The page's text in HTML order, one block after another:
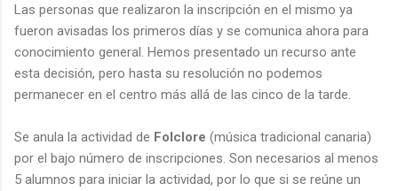
Las personas que realizaron la inscripción en el mismo ya
fueron avisadas los primeros días y se comunica ahora para
conocimiento general. Hemos presentado un recurso ante
esta decisión, pero hasta su resolución no podemos
permanecer en el centro más allá de las cinco de la tarde.
Se anula la actividad de Folclore (música tradicional canaria)
por el bajo número de inscripciones. Son necesarios al menos
5 alumnos para iniciar la actividad, por lo que si se reúne un